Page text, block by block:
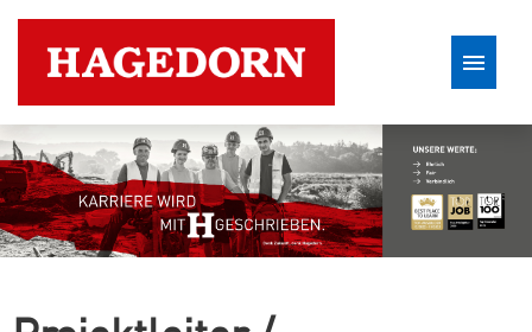
Stellenangebote